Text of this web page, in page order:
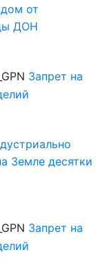
от
ДОН
Запрет на
Земле десятки
Запрет на